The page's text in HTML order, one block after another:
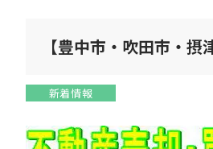
【豊中市・吹田市・
新着情報